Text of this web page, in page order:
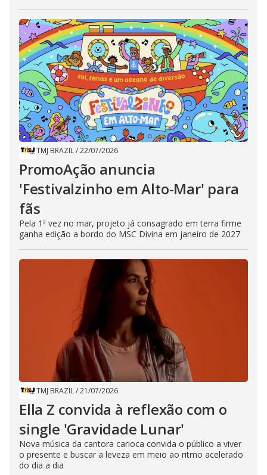
TMJ BRAZIL/22/07/2026
PromoAção anuncia
'Festivalzinho em Alto-Mar' para
fãs
Pela 1ª vez no mar, projeto já consagrado em terra firme
ganha edição a bordo do MSC Divina em janeiro de 2027
TMJ BRAZIL/21/07/2026
Ella Z convida à reflexão com o
single 'Gravidade Lunar'
Nova música da cantora carioca convida o público a viver
o presente e buscar a leveza em meio ao ritmo acelerado
do dia a dia